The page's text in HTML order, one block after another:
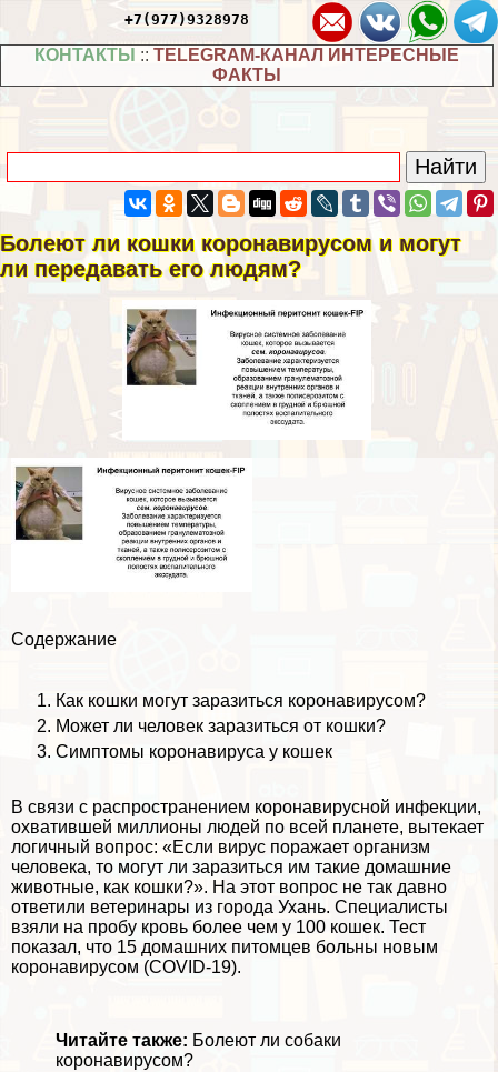
+7(977)9328978
КОНТАКТЫ :: TELEGRAM-КАНАЛ ИНТЕРЕСНЫЕ
ФАКТЫ
Болеют ли кошки коронавирусом и могут
ли передавать его людям?
Содержание
Как кошки могут заразиться коронавирусом?
Может ли человек заразиться от кошки?
Симптомы коронавируса у кошек
В связи с распространением коронавирусной инфекции,
охватившей миллионы людей по всей планете, вытекает
логичный вопрос: «Если вирус поражает организм
человека, то могут ли заразиться им такие домашние
животные, как кошки?». На этот вопрос не так давно
ответили ветеринары из города Ухань. Специалисты
взяли на пробу кровь более чем у 100 кошек. Тест
показал, что 15 домашних питомцев больны новым
коронавирусом (COVID-19).
Читайте также: Болеют ли собаки
коронавирусом?